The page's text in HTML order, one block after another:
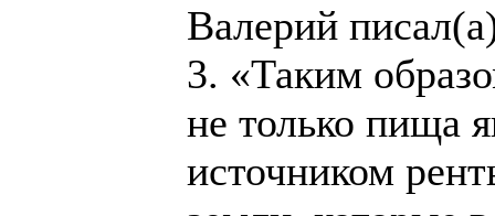
Валерий
3. «Таким
не только пища
источником